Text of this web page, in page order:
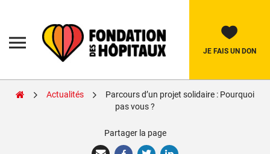
des
Hôpitaux
JE FAIS UN DON
Actualités
Parcours d’un projet solidaire : Pourquoi
pas vous ?
Partager la page